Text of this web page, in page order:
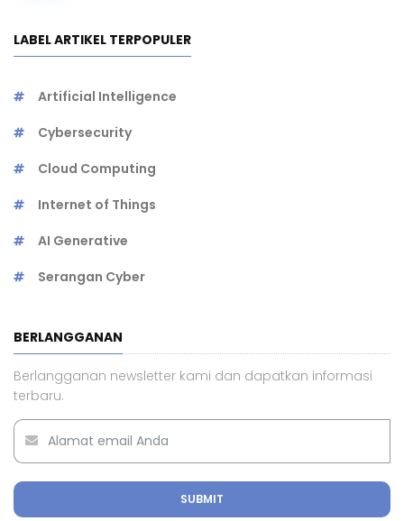
LABEL ARTIKEL TERPOPULER
Artificial Intelligence
Cybersecurity
Cloud Computing
Internet of Things
AI Generative
Serangan Cyber
BERLANGGANAN
Berlangganan newsletter kami dan dapatkan informasi
terbaru.
SUBMIT